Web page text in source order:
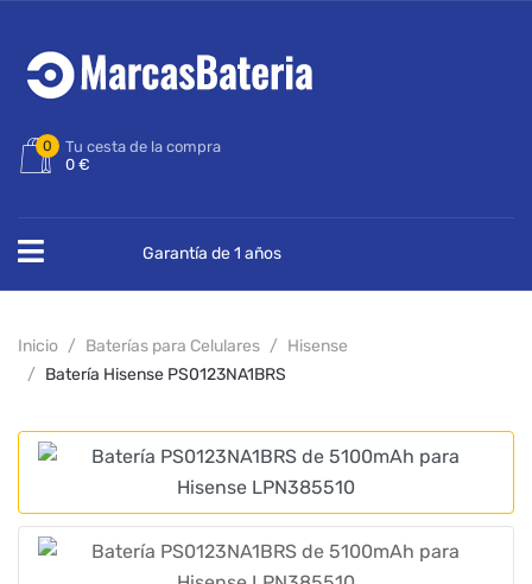
0
Tu cesta de la compra
0 €
Garantía de 1 años
Inicio Baterías para Celulares
Hisense
Batería Hisense PS0123NA1BRS